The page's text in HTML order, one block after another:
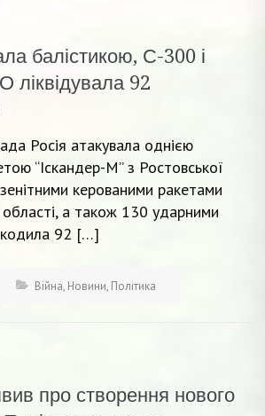
балістикою, С-300 і
92
Росія атакувала однією
“Іскандер-М” з Ростовської
керованими ракетами
а також 130 ударними
92 […]
Війна, Новини, Політика
про створення нового